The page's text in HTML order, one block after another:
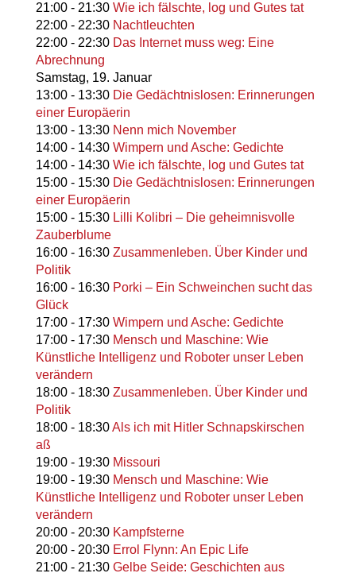
21:00- 21:30 Wie ich fälschte, log und Gutes tat
22:00- 22:30 Nachtleuchten
22:00- 22:30 Das Internet muss weg: Eine
Abrechnung
Samstag, 19. Januar
13:00- 13:30 Die Gedächtnislosen: Erinnerungen
einer Europäerin
13:00- 13:30 Nenn mich November
14:00- 14:30 Wimpern und Asche: Gedichte
14:00- 14:30 Wie ich fälschte, log und Gutes tat
15:00- 15:30 Die Gedächtnislosen: Erinnerungen
einer Europäerin
15:00- 15:30 Lilli Kolibri – Die geheimnisvolle
Zauberblume
16:00- 16:30 Zusammenleben. Über Kinder und
Politik
16:00- 16:30 Porki – Ein Schweinchen sucht das
Glück
17:00- 17:30 Wimpern und Asche: Gedichte
17:00- 17:30 Mensch und Maschine: Wie
Künstliche Intelligenz und Roboter unser Leben
verändern
18:00- 18:30 Zusammenleben. Über Kinder und
Politik
18:00- 18:30Als ich mit Hitler Schnapskirschen
aß
19:00- 19:30 Missouri
19:00- 19:30 Mensch und Maschine: Wie
Künstliche Intelligenz und Roboter unser Leben
verändern
20:00- 20:30 Kampfsterne
20:00- 20:30 Errol Flynn: An Epic Life
21:00- 21:30 Gelbe Seide: Geschichten aus